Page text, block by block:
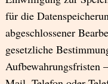
für die
abgeschlossener
gesetzliche
Aufbewahrungsfristen